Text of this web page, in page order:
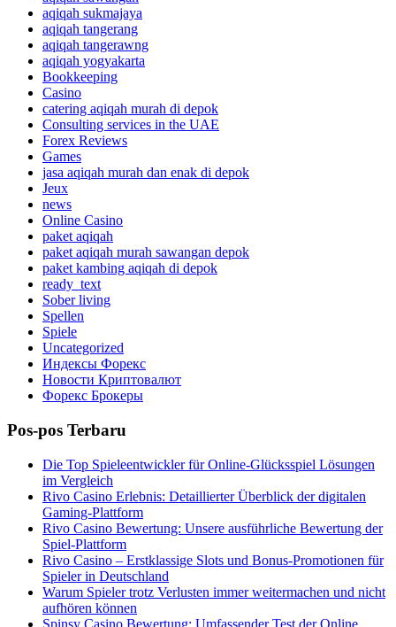
aqiqah sukmajaya
aqiqah tangerang
aqiqah tangerawng
aqiqah yogyakarta
Bookkeeping
Casino
catering aqiqah murah di depok
Consulting services in the UAE
Forex Reviews
Games
jasa aqiqah murah dan enak di depok
Jeux
news
Online Casino
paket aqiqah
paket aqiqah murah sawangan depok
paket kambing aqiqah di depok
ready_text
Sober living
Spellen
Spiele
Uncategorized
Индексы Форекс
Новости Криптовалют
Форекс Брокеры
Pos-pos Terbaru
Die Top Spieleentwickler für Online-Glücksspiel Lösungen
im Vergleich
Rivo Casino Erlebnis: Detaillierter Überblick der digitalen
Gaming-Plattform
Rivo Casino Bewertung: Unsere ausführliche Bewertung der
Spiel-Plattform
Rivo Casino – Erstklassige Slots und Bonus-Promotionen für
Spieler in Deutschland
Warum Spieler trotz Verlusten immer weitermachen und nicht
aufhören können
Spinsy Casino Bewertung: Umfassender Test der Online